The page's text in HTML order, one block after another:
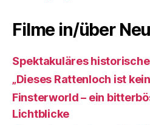
Filme in/über
Spektakuläres
„Dieses Rattenloch ist
Finsterworld – ein
Lichtblicke